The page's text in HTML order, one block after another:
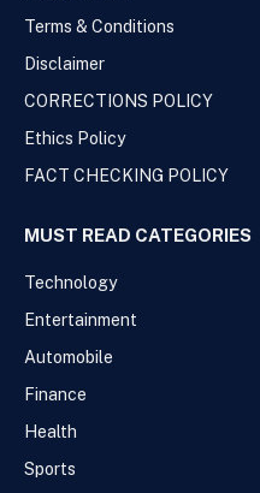
Terms & Conditions
Disclaimer
CORRECTIONS POLICY
Ethics Policy
FACT CHECKING POLICY
MUST READ CATEGORIES
Technology
Entertainment
Automobile
Finance
Health
Sports